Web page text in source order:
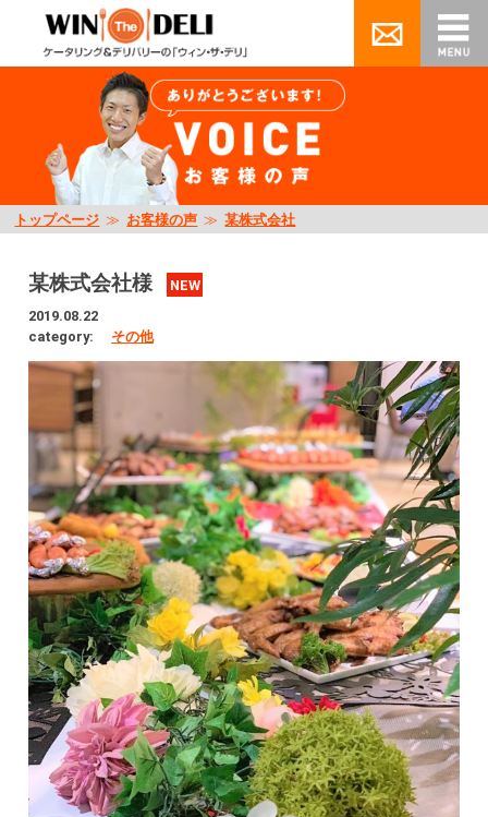
トップページ ≫ お客様の声 ≫某株式会社
某株式会社様
NEW
2019.08.22
category:
その他